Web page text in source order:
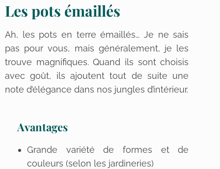
Les pots émaillés
Ah, les pots en terre émaillés… Je ne sais
pas pour vous, mais généralement, je les
trouve magnifiques. Quand ils sont choisis
avec goût, ils ajoutent tout de suite une
note d’élégance dans nos jungles d’intérieur.
Avantages
Grande variété de formes et de
couleurs (selon les jardineries)